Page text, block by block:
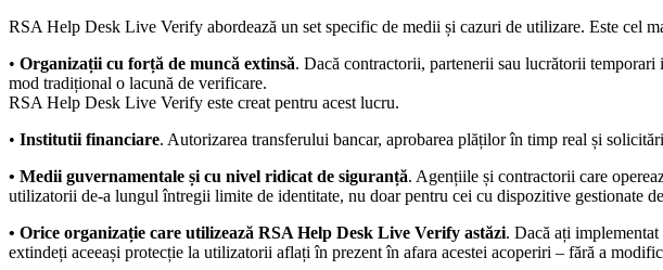
RSA Help Desk Live Verify abordează un set specific de medii și cazuri de utilizare. Este cel
• Organizații cu forță de muncă extinsă. Dacă contractorii, partenerii sau lucrătorii
mod tradițional o lacună de verificare.
RSA Help Desk Live Verify este creat pentru acest lucru.
• Institutii financiare. Autorizarea transferului bancar, aprobarea plăților în timp real și
• Medii guvernamentale și cu nivel ridicat de siguranță. Agențiile și contractorii care
utilizatorii de-a lungul întregii limite de identitate, nu doar pentru cei cu dispozitive gestionate
• Orice organizație care utilizează RSA Help Desk Live Verify astăzi. Dacă ați
extindeți aceeași protecție la utilizatorii aflați în prezent în afara acestei acoperiri – fără a